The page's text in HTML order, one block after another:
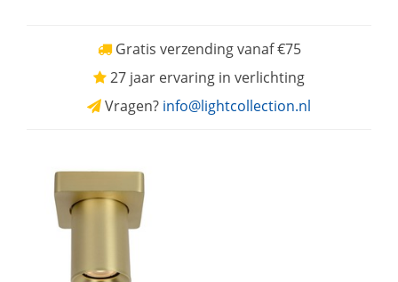
Gratis verzending vanaf €75
27 jaar ervaring in verlichting
Vragen? info@lightcollection.nl